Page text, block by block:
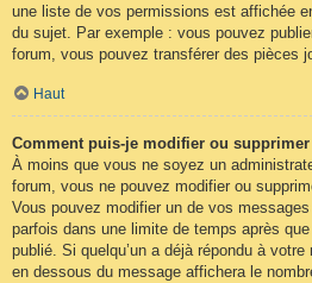
une liste de vos permissions est affichée
du sujet. Par exemple : vous pouvez
forum, vous pouvez transférer des pièces
Haut
Comment puis-je modifier ou
À moins que vous ne soyez un
forum, vous ne pouvez modifier ou
Vous pouvez modifier un de vos
parfois dans une limite de temps après
publié. Si quelqu’un a déjà répondu à
en dessous du message affichera le